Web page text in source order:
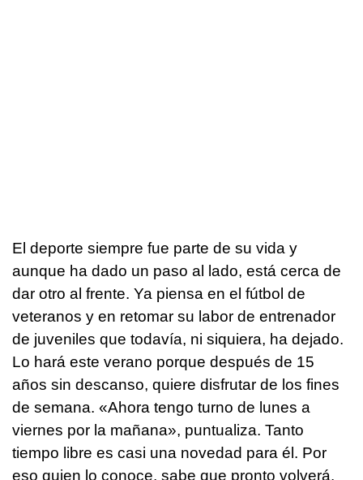
El deporte siempre fue parte de su vida y
aunque ha dado un paso al lado, está cerca de
dar otro al frente. Ya piensa en el fútbol de
veteranos y en retomar su labor de entrenador
de juveniles que todavía, ni siquiera, ha dejado.
Lo hará este verano porque después de 15
años sin descanso, quiere disfrutar de los fines
de semana. «Ahora tengo turno de lunes a
viernes por la mañana», puntualiza. Tanto
tiempo libre es casi una novedad para él. Por
eso quien lo conoce, sabe que pronto volverá.